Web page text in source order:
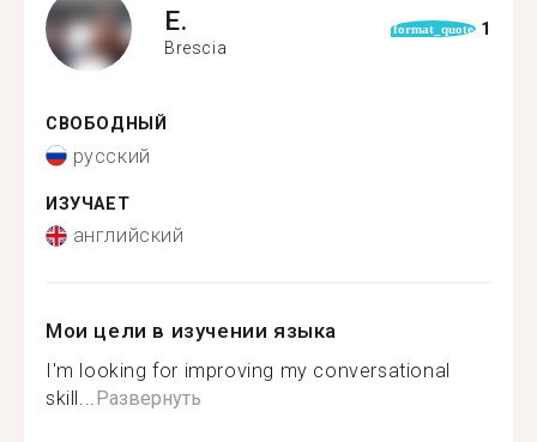
E.
Brescia
format_quote 1
СВОБОДНЫЙ
русский
ИЗУЧАЕТ
английский
Мои цели в изучении языка
I'm looking for improving my conversational
skill...Развернуть